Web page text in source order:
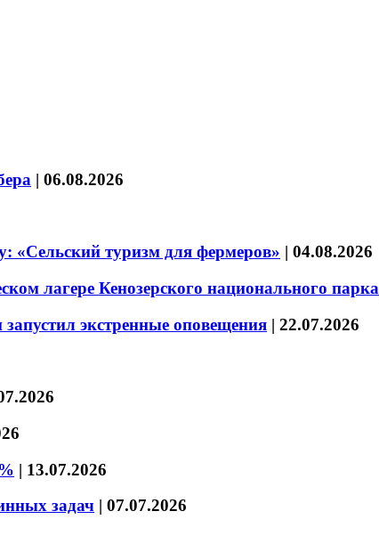
| 06.08.2026
«Сельский туризм для фермеров» | 04.08.2026
лагере Кенозерского национального парка
экстренные оповещения | 22.07.2026
| 13.07.2026
задач | 07.07.2026